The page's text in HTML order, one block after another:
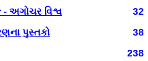
અગોચર વિશ્વ
32
પુસ્તકો
38
238